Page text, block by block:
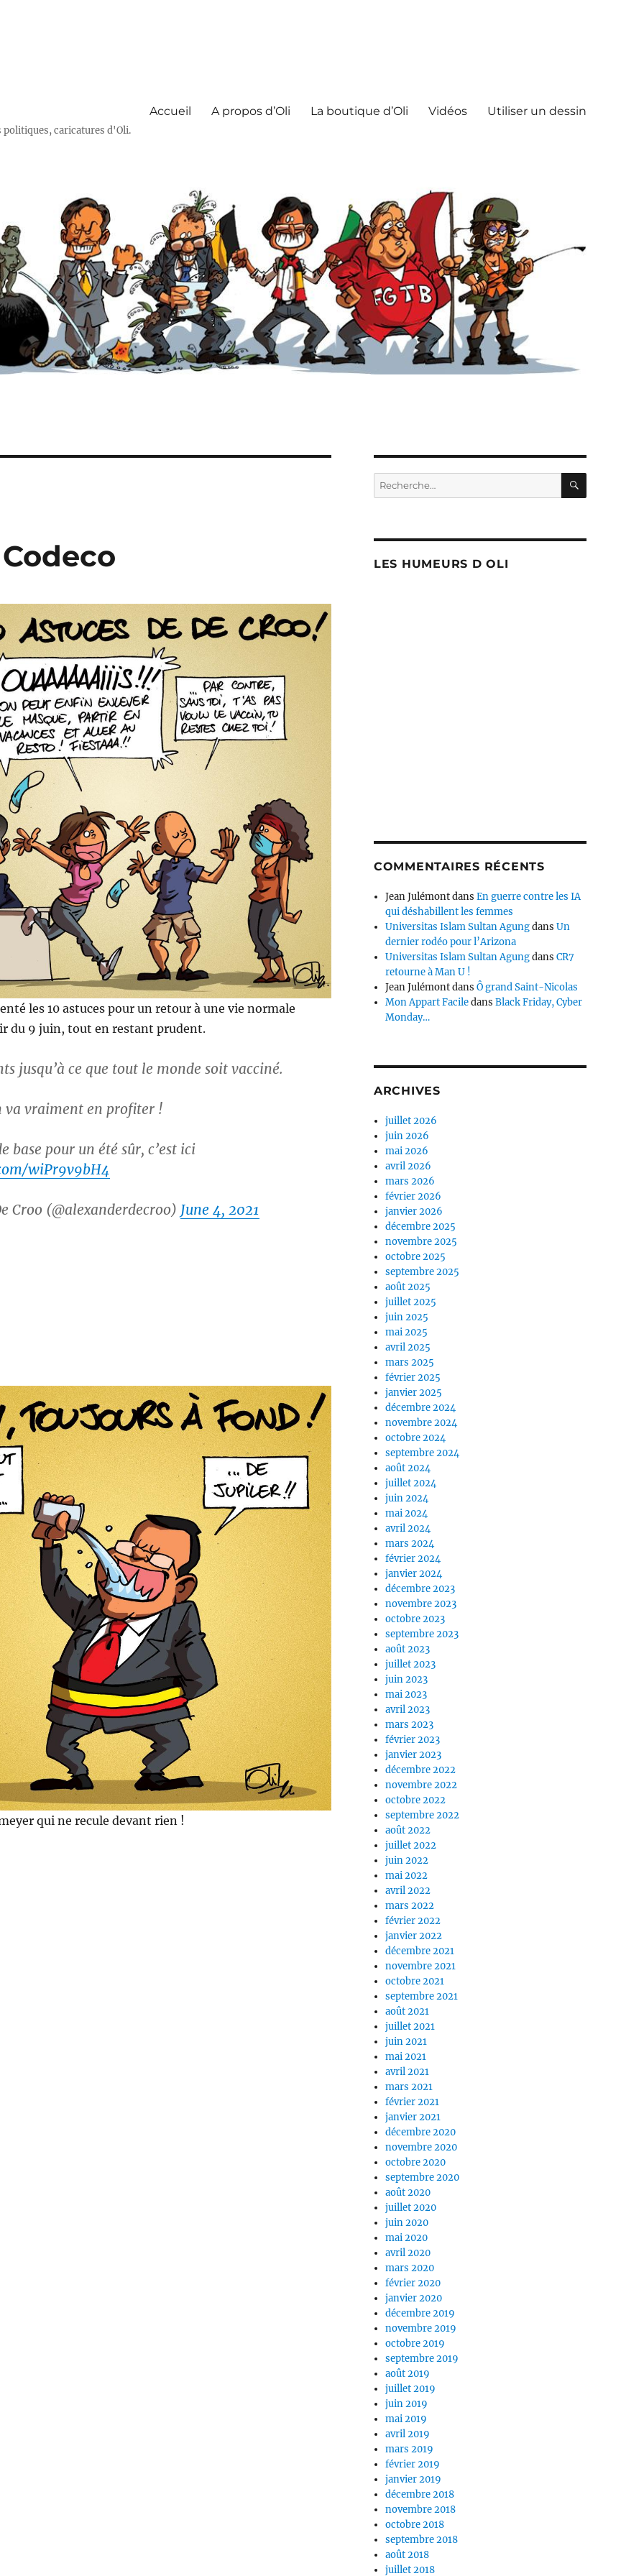
caricatures d'Oli.
Accueil A propos d’Oli La boutique d’Oli Vidéos Utiliser un dessin
les 10 astuces pour un retour à une vie normale
du 9 juin, tout en restant prudent.
jusqu’à ce que tout le monde soit vacciné.
va vraiment en profiter !
base pour un été sûr, c’est ici
wiPr9v9bH4
Croo (@alexanderdecroo) June 4, 2021
qui ne recule devant rien !
Recherche
pour :
LES HUMEURS D OLI
COMMENTAIRES RÉCENTS
Jean JulémontdansEn guerre contre les IA
qui déshabillent les femmes
Universitas Islam Sultan AgungdansUn
dernier rodéo pour l’Arizona
Universitas Islam Sultan AgungdansCR7
retourne à Man U !
Jean JulémontdansÔ grand Saint-Nicolas
Mon Appart FaciledansBlack Friday, Cyber
Monday…
ARCHIVES
juillet 2026
juin 2026
mai 2026
avril 2026
mars 2026
février 2026
janvier 2026
décembre 2025
novembre 2025
octobre 2025
septembre 2025
août 2025
juillet 2025
juin 2025
mai 2025
avril 2025
mars 2025
février 2025
janvier 2025
décembre 2024
novembre 2024
octobre 2024
septembre 2024
août 2024
juillet 2024
juin 2024
mai 2024
avril 2024
mars 2024
février 2024
janvier 2024
décembre 2023
novembre 2023
octobre 2023
septembre 2023
août 2023
juillet 2023
juin 2023
mai 2023
avril 2023
mars 2023
février 2023
janvier 2023
décembre 2022
novembre 2022
octobre 2022
septembre 2022
août 2022
juillet 2022
juin 2022
mai 2022
avril 2022
mars 2022
février 2022
janvier 2022
décembre 2021
novembre 2021
octobre 2021
septembre 2021
août 2021
juillet 2021
juin 2021
mai 2021
avril 2021
mars 2021
février 2021
janvier 2021
décembre 2020
novembre 2020
octobre 2020
septembre 2020
août 2020
juillet 2020
juin 2020
mai 2020
avril 2020
mars 2020
février 2020
janvier 2020
décembre 2019
novembre 2019
octobre 2019
septembre 2019
août 2019
juillet 2019
juin 2019
mai 2019
avril 2019
mars 2019
février 2019
janvier 2019
décembre 2018
novembre 2018
octobre 2018
septembre 2018
août 2018
juillet 2018